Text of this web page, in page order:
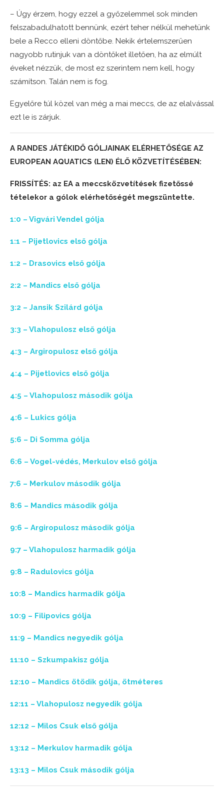
– Úgy érzem, hogy ezzel a győzelemmel sok minden
felszabadulhatott bennünk, ezért teher nélkül mehetünk
bele a Recco elleni döntőbe. Nekik értelemszerűen
nagyobb rutinjuk van a döntőket illetően, ha az elmúlt
éveket nézzük, de most ez szerintem nem kell, hogy
számítson. Talán nem is fog.
Egyelőre túl közel van még a mai meccs, de az elalvással
ezt le is zárjuk.
A RANDES JÁTÉKIDŐ GÓLJAINAK ELÉRHETŐSÉGE AZ
EUROPEAN AQUATICS (LEN) ÉLŐ KÖZVETÍTÉSÉBEN:
FRISSÍTÉS: az EA a meccsközvetítések fizetőssé
tételekor a gólok elérhetőségét megszüntette.
1:0 – Vigvári Vendel gólja
1:1 – Pijetlovics első gólja
1:2 – Drasovics első gólja
2:2 – Mandics első gólja
3:2 – Jansik Szilárd gólja
3:3 – Vlahopulosz első gólja
4:3 – Argiropulosz első gólja
4:4 – Pijetlovics első gólja
4:5 – Vlahopulosz második gólja
4:6 – Lukics gólja
5:6 – Di Somma gólja
6:6 – Vogel-védés, Merkulov első gólja
7:6 – Merkulov második gólja
8:6 – Mandics második gólja
9:6 – Argiropulosz második gólja
9:7 – Vlahopulosz harmadik gólja
9:8 – Radulovics gólja
10:8 – Mandics harmadik gólja
10:9 – Filipovics gólja
11:9 – Mandics negyedik gólja
11:10 – Szkumpakisz gólja
12:10 – Mandics ötödik gólja, ötméteres
12:11 – Vlahopulosz negyedik gólja
12:12 – Milos Csuk első gólja
13:12 – Merkulov harmadik gólja
13:13 – Milos Csuk második gólja